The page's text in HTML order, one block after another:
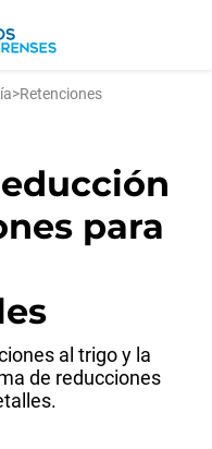
>Retenciones
para
al trigo y la
de reducciones